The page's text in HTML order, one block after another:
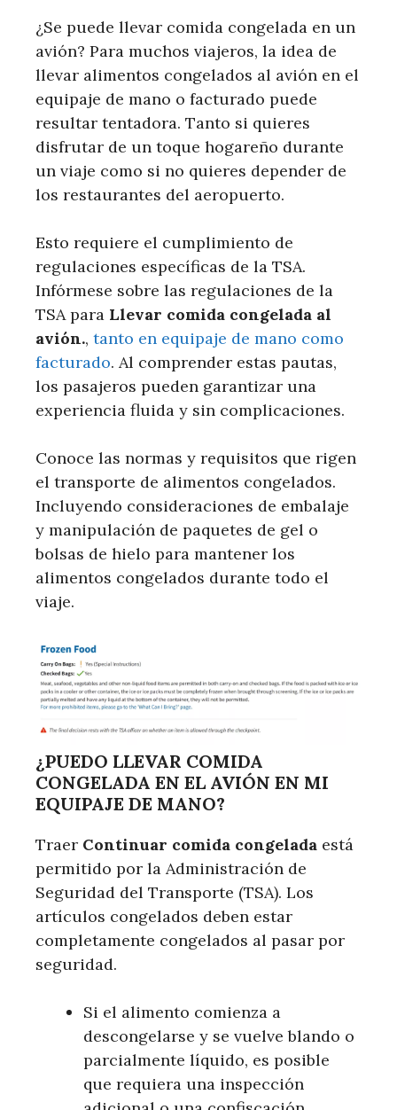
¿Se puede llevar comida congelada en un
avión? Para muchos viajeros, la idea de
llevar alimentos congelados al avión en el
equipaje de mano o facturado puede
resultar tentadora. Tanto si quieres
disfrutar de un toque hogareño durante
un viaje como si no quieres depender de
los restaurantes del aeropuerto.
Esto requiere el cumplimiento de
regulaciones específicas de la TSA.
Infórmese sobre las regulaciones de la
TSA para Llevar comida congelada al
avión., tanto en equipaje de mano como
facturado. Al comprender estas pautas,
los pasajeros pueden garantizar una
experiencia fluida y sin complicaciones.
Conoce las normas y requisitos que rigen
el transporte de alimentos congelados.
Incluyendo consideraciones de embalaje
y manipulación de paquetes de gel o
bolsas de hielo para mantener los
alimentos congelados durante todo el
viaje.
¿PUEDO LLEVAR COMIDA
CONGELADA EN EL AVIÓN EN MI
EQUIPAJE DE MANO?
Traer Continuar comida congelada está
permitido por la Administración de
Seguridad del Transporte (TSA). Los
artículos congelados deben estar
completamente congelados al pasar por
seguridad.
Si el alimento comienza a
descongelarse y se vuelve blando o
parcialmente líquido, es posible
que requiera una inspección